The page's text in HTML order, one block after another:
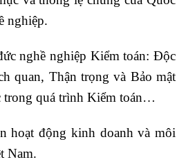
nghiệp.
nghề nghiệp Kiểm toán: Độc
quan, Thận trọng và Bảo mật
trong quá trình Kiểm toán…
hoạt động kinh doanh và môi
Nam.